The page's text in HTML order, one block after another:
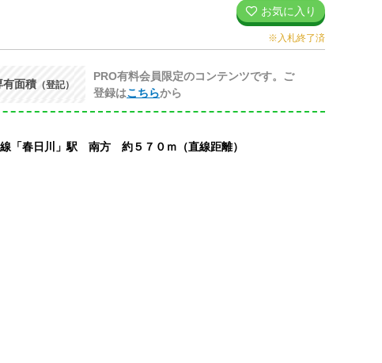
お気に入り
※入札終了済
有面積（登記）
PRO有料会員限定のコンテンツです。ご
登録はこちらから
「春日川」駅 南方 約５７０ｍ（直線距離）